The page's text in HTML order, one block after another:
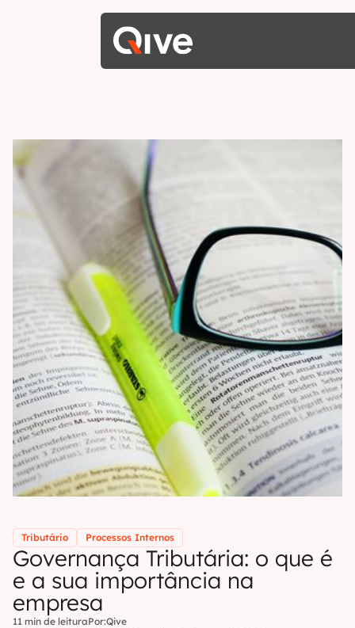
Tributário Processos Internos
Governança Tributária: o que é
e a sua importância na
empresa
11 min de leituraPor:Qive